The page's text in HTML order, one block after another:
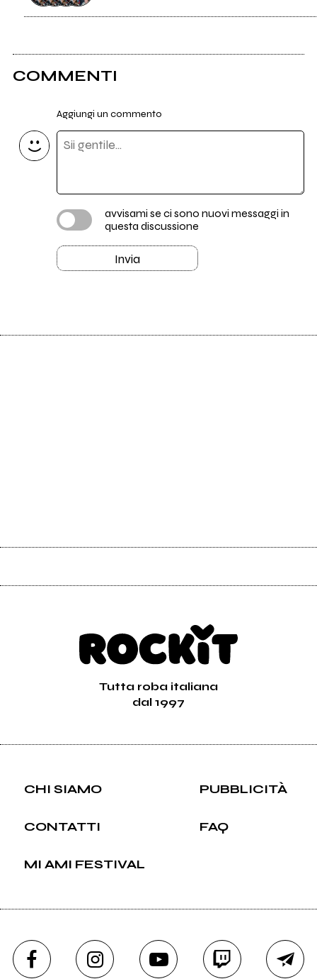
Not Waving
COMMENTI
Aggiungi un commento
avvisami se ci sono nuovi messaggi in
questa discussione
Invia
Tutta roba italiana
dal 1997
CHI SIAMO PUBBLICITÀ
CONTATTI FAQ
MI AMI FESTIVAL